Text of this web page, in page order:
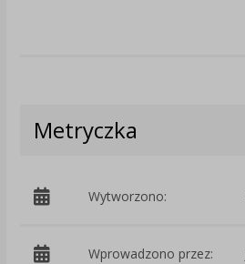
Metryczka
Wytworzono:
Wprowadzono przez: